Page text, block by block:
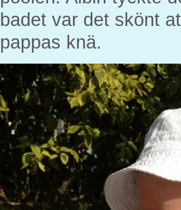
badet var det skönt
pappas knä.